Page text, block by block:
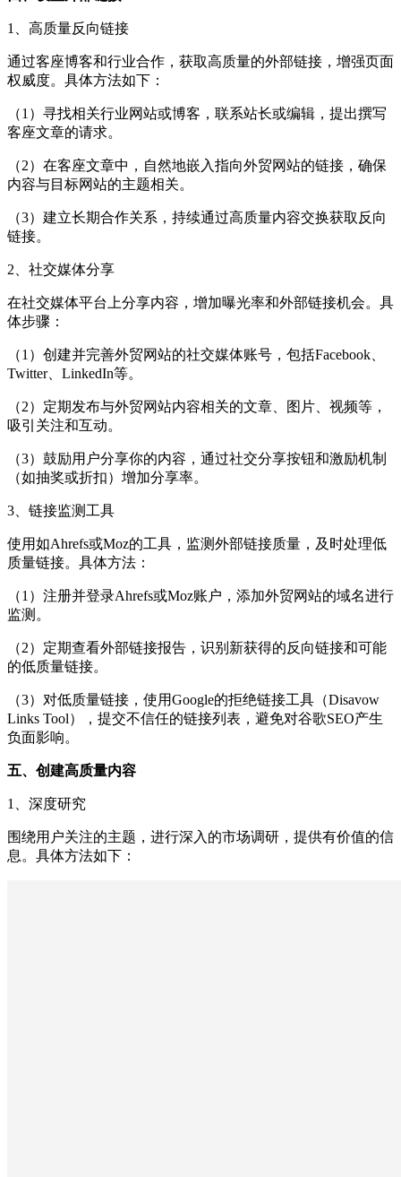
1、高质量反向链接
通过客座博客和行业合作，获取高质量的外部链接，增强页面
权威度。具体方法如下：
（1）寻找相关行业网站或博客，联系站长或编辑，提出撰写
客座文章的请求。
（2）在客座文章中，自然地嵌入指向外贸网站的链接，确保
内容与目标网站的主题相关。
（3）建立长期合作关系，持续通过高质量内容交换获取反向
链接。
2、社交媒体分享
在社交媒体平台上分享内容，增加曝光率和外部链接机会。具
体步骤：
（1）创建并完善外贸网站的社交媒体账号，包括Facebook、
Twitter、LinkedIn等。
（2）定期发布与外贸网站内容相关的文章、图片、视频等，
吸引关注和互动。
（3）鼓励用户分享你的内容，通过社交分享按钮和激励机制
（如抽奖或折扣）增加分享率。
3、链接监测工具
使用如Ahrefs或Moz的工具，监测外部链接质量，及时处理低
质量链接。具体方法：
（1）注册并登录Ahrefs或Moz账户，添加外贸网站的域名进行
监测。
（2）定期查看外部链接报告，识别新获得的反向链接和可能
的低质量链接。
（3）对低质量链接，使用Google的拒绝链接工具（Disavow
Links Tool），提交不信任的链接列表，避免对谷歌SEO产生
负面影响。
五、创建高质量内容
1、深度研究
围绕用户关注的主题，进行深入的市场调研，提供有价值的信
息。具体方法如下：